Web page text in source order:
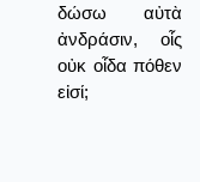
δώσω αὐτὰ
ἀνδράσιν, οἷς
οὐκ οἶδα πόθεν
εἰσί;